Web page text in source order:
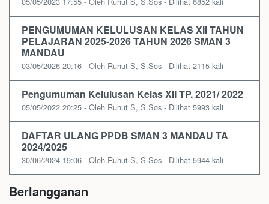
PENGUMUMAN KELULUSAN KELAS XII TAHUN
PELAJARAN 2025-2026 TAHUN 2026 SMAN 3
MANDAU
03/05/2026 20:16 - Oleh Ruhut S, S.Sos - Dilihat 2115 kali
Pengumuman Kelulusan Kelas XII TP. 2021/ 2022
05/05/2022 20:25 - Oleh Ruhut S, S.Sos - Dilihat 5993 kali
DAFTAR ULANG PPDB SMAN 3 MANDAU TA
2024/2025
30/06/2024 19:06 - Oleh Ruhut S, S.Sos - Dilihat 5944 kali
Berlangganan